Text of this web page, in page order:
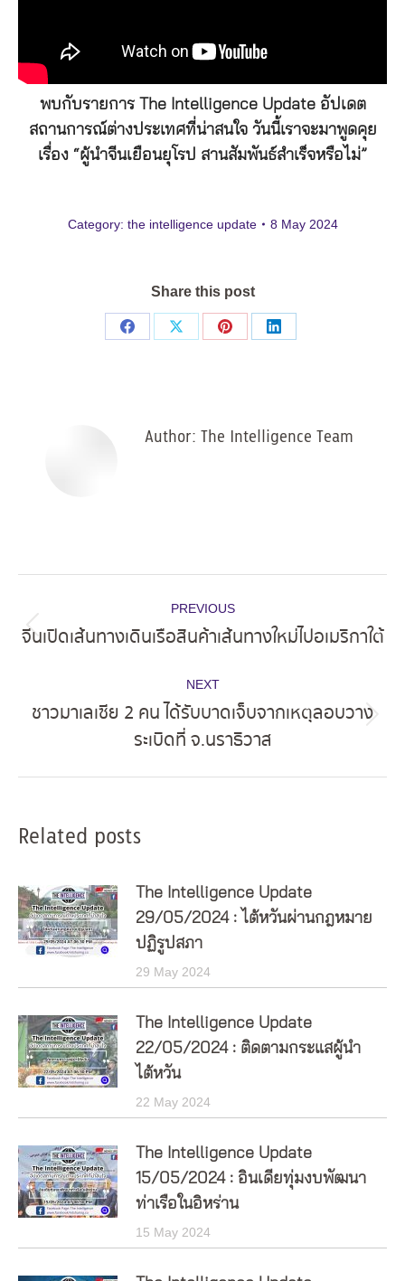
พบกับรายการ The Intelligence Update อัปเดต
สถานการณ์ต่างประเทศที่น่าสนใจ วันนี้เราจะมาพูดคุย
เรื่อง “ผู้นำจีนเยือนยุโรป สานสัมพันธ์สำเร็จหรือไม่”
Category: the intelligence update 8 May 2024
Share this post
Share
Share
Share
Share
Author: The Intelligence Team
navigation
PREVIOUS
Previous
จีนเปิดเส้นทางเดินเรือสินค้าเส้นทางใหม่ไปอเมริกาใต้
NEXT
post:
ชาวมาเลเซีย 2 คน ได้รับบาดเจ็บจากเหตุลอบวาง
ระเบิดที่ จ.นราธิวาส
Related posts
The Intelligence Update
29/05/2024 : ไต้หวันผ่านกฎหมาย
ปฏิรูปสภา
29 May 2024
The Intelligence Update
22/05/2024 : ติดตามกระแสผู้นำ
ไต้หวัน
22 May 2024
The Intelligence Update
15/05/2024 : อินเดียทุ่มงบพัฒนา
ท่าเรือในอิหร่าน
15 May 2024